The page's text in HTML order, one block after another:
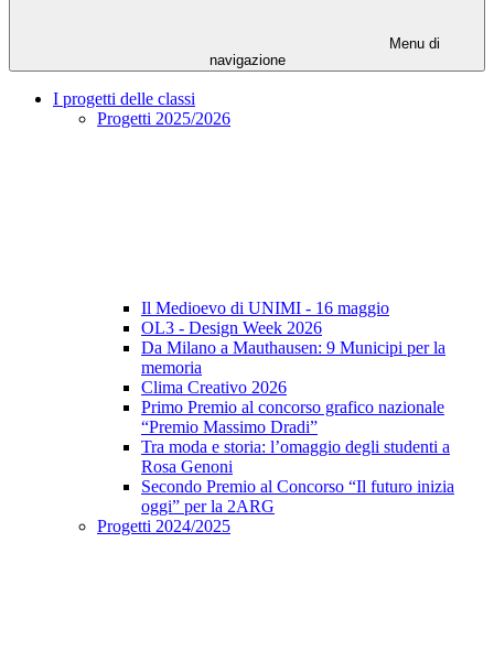
Menu di
navigazione
I progetti delle classi
Progetti 2025/2026
Il Medioevo di UNIMI - 16 maggio
OL3 - Design Week 2026
Da Milano a Mauthausen: 9 Municipi per la
memoria
Clima Creativo 2026
Primo Premio al concorso grafico nazionale
“Premio Massimo Dradi”
Tra moda e storia: l’omaggio degli studenti a
Rosa Genoni
Secondo Premio al Concorso “Il futuro inizia
oggi” per la 2ARG
Progetti 2024/2025